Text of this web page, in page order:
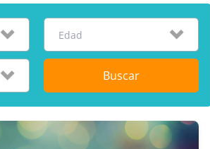
Edad
Buscar